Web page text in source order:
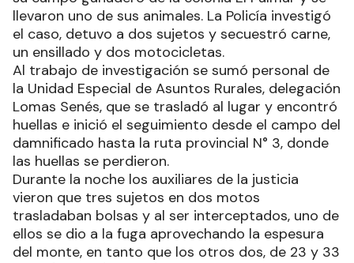
llevaron uno de sus animales. La Policía investigó
el caso, detuvo a dos sujetos y secuestró carne,
un ensillado y dos motocicletas.
Al trabajo de investigación se sumó personal de
la Unidad Especial de Asuntos Rurales, delegación
Lomas Senés, que se trasladó al lugar y encontró
huellas e inició el seguimiento desde el campo del
damnificado hasta la ruta provincial N° 3, donde
las huellas se perdieron.
Durante la noche los auxiliares de la justicia
vieron que tres sujetos en dos motos
trasladaban bolsas y al ser interceptados, uno de
ellos se dio a la fuga aprovechando la espesura
del monte, en tanto que los otros dos, de 23 y 33